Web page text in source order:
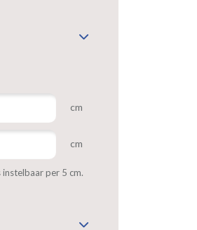
cm
cm
per 5 cm.